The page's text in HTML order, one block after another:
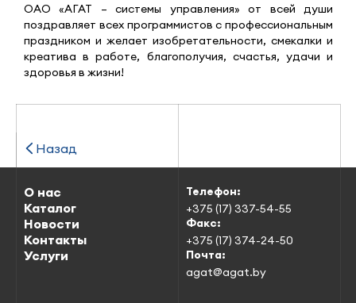
ОАО «АГАТ – системы управления» от всей души
поздравляет всех программистов с профессиональным
праздником и желает изобретательности, смекалки и
креатива в работе, благополучия, счастья, удачи и
здоровья в жизни!
Назад
О нас
Каталог
Новости
Контакты
Услуги
Телефон:
+375 (17) 337-54-55
Факс:
+375 (17) 374-24-50
Почта:
agat@agat.by